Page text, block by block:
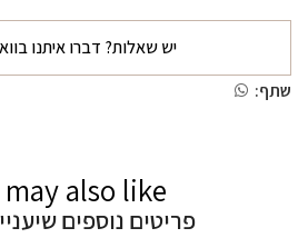
יש שאלות? דברו איתנו
שתף:
also like
פריטים נוספים